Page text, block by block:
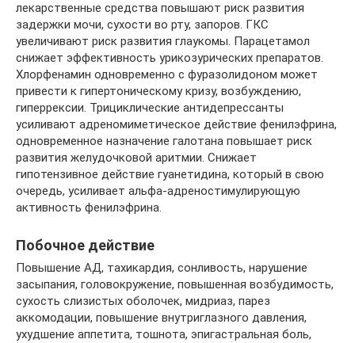
лекарственные средства повышают риск развития
задержки мочи, сухости во рту, запоров. ГКС
увеличивают риск развития глаукомы. Парацетамол
снижает эффективность урикозурических препаратов.
Хлорфенамин одновременно с фуразолидоном может
привести к гипертоническому кризу, возбуждению,
гиперрексии. Трициклические антидепрессанты
усиливают адреномиметическое действие фенилэфрина,
одновременное назначение галотана повышает риск
развития желудочковой аритмии. Снижает
гипотензивное действие гуанетидина, который в свою
очередь, усиливает альфа-адреностимулирующую
активность фенилэфрина.
Побочное действие
Повышение АД, тахикардия, сонливость, нарушение
засыпания, головокружение, повышенная возбудимость,
сухость слизистых оболочек, мидриаз, парез
аккомодации, повышение внутриглазного давления,
ухудшение аппетита, тошнота, эпигастральная боль,